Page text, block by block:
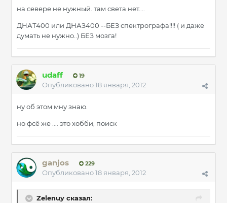
на севере не нужный. там света нет....
ДНАТ400 или ДНАЗ400 --БЕЗ спектрографа!!!! ( и даже
думать не нужно..) БЕЗ мозга!
udaff 19
Опубликовано18 января, 2012
ну об этом мну знаю.
но фсё же .... это хобби, поиск
ganjos 229
Опубликовано18 января, 2012
Zelenuy сказал: